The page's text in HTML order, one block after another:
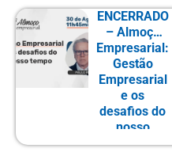
ENCERRADO
– Almoço
Empresarial:
Gestão
Empresarial
e os
desafios do
nosso
tempo